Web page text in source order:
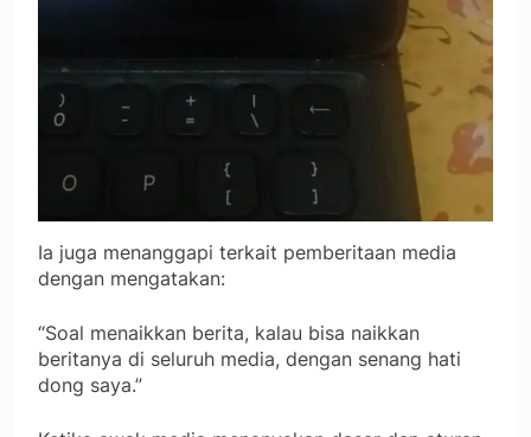
Ia juga menanggapi terkait pemberitaan media
dengan mengatakan:
“Soal menaikkan berita, kalau bisa naikkan
beritanya di seluruh media, dengan senang hati
dong saya.”